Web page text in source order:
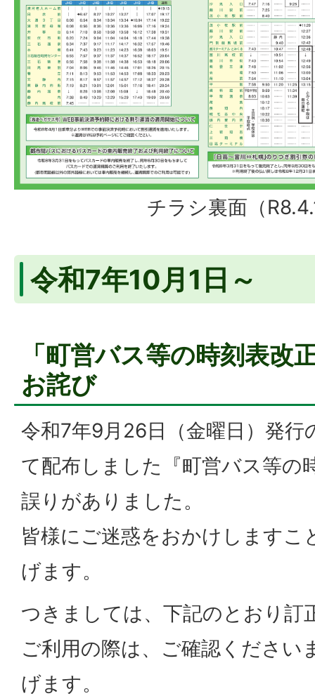
チラシ裏面（
令和7年10月1日～
「町営バス等の時刻表改
お詫び
令和7年9月26日（金曜日）発行
て配布しました『町営バス等の
誤りがありました。
皆様にご迷惑をおかけしますこ
げます。
つきましては、下記のとおり訂
ご利用の際は、ご確認ください
げます。